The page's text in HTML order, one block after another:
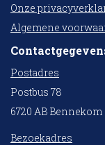
Onze
Algemene
Postadres
Postbus 78
6720 AB Bennekom
Bezoekadres